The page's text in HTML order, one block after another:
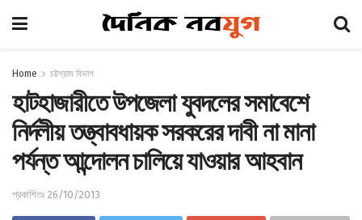
Home চট্টগ্রাম বিভাগ
হাটহাজারীতে উপজেলা যুবদলের সমাবেশে
নির্দলীয় তত্ত্বাবধায়ক সরকরের দাবী না মানা
পর্যন্ত আন্দোলন চালিয়ে যাওয়ার আহবান
প্রকাশিতঃ 26/10/2013